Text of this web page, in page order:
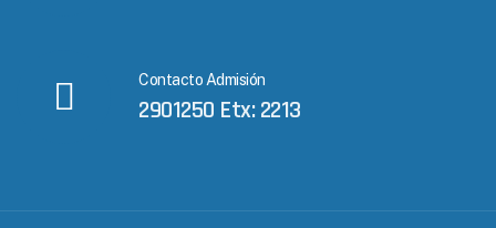
Contacto Admisión
2901250 Etx: 2213